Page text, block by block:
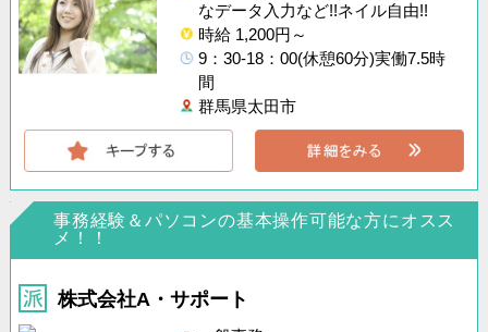
なデータ入力など!!ネイル自由!!
時給 1,200円～
9：30-18：00(休憩60分)実働7.5時
間
群馬県太田市
事務経験＆パソコンの基本操作可能な方にオスス
メ！！
株式会社A・サポート